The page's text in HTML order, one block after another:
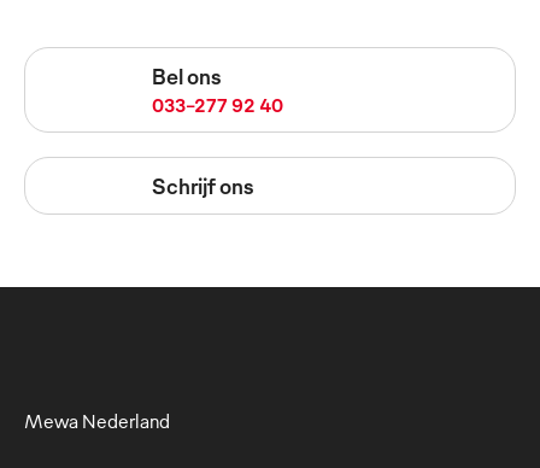
Bel ons
033-277 92 40
Schrijf ons
Mewa Nederland